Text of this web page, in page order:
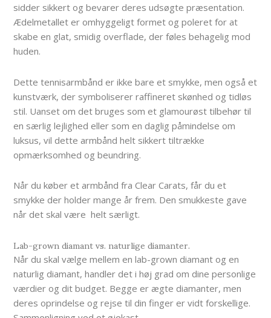
sidder sikkert og bevarer deres udsøgte præsentation.
Ædelmetallet er omhyggeligt formet og poleret for at
skabe en glat, smidig overflade, der føles behagelig mod
huden.
Dette tennisarmbånd er ikke bare et smykke, men også et
kunstværk, der symboliserer raffineret skønhed og tidløs
stil. Uanset om det bruges som et glamourøst tilbehør til
en særlig lejlighed eller som en daglig påmindelse om
luksus, vil dette armbånd helt sikkert tiltrække
opmærksomhed og beundring.
Når du køber et armbånd fra Clear Carats, får du et
smykke der holder mange år frem. Den smukkeste gave
når det skal være helt særligt.
Lab-grown diamant vs. naturlige diamanter.
Når du skal vælge mellem en lab-grown diamant og en
naturlig diamant, handler det i høj grad om dine personlige
værdier og dit budget. Begge er ægte diamanter, men
deres oprindelse og rejse til din finger er vidt forskellige.